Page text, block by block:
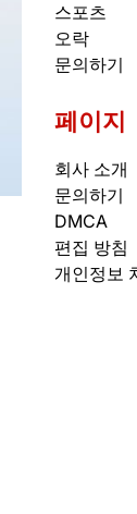
스포츠
오락
문의하기
페이지
회사 소개
문의하기
DMCA
편집 방침
개인정보